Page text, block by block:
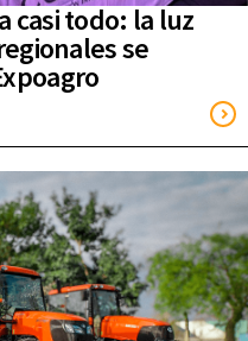
casi todo: la luz
se